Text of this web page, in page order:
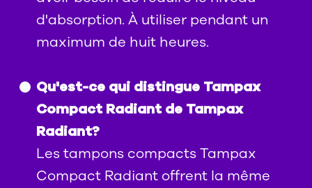
d'absorption. À utiliser pendant un
maximum de huit heures.
Qu'est-ce qui distingue Tampax
Compact Radiant de Tampax
Radiant?
Les tampons compacts Tampax
Compact Radiant offrent la même